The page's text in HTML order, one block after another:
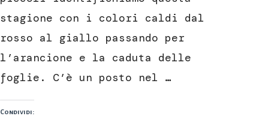
stagione con i colori caldi dal
rosso al giallo passando per
l’arancione e la caduta delle
foglie. C’è un posto nel …
Condividi: